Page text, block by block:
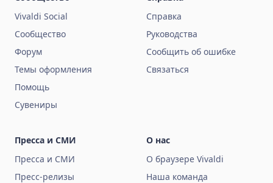
Vivaldi Social
Сообщество
Форум
Темы оформления
Помощь
Сувениры
Справка
Руководства
Сообщить об ошибке
Связаться
Пресса и СМИ
Пресса и СМИ
Пресс-релизы
О нас
О браузере Vivaldi
Наша команда